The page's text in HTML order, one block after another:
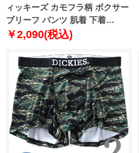
ィッキーズ カモフラ柄 ボクサー
ブリーフ パンツ 肌着 下着
80212600
￥2,090(税込)